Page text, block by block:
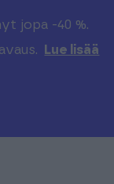
jopa -40 %.
Lue lisää